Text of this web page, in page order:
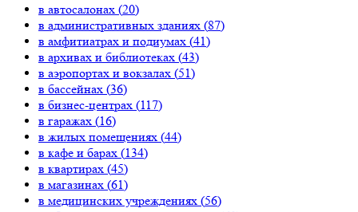
в автосалонах (20)
в административных зданиях (87)
в амфитиатрах и подиумах (41)
в архивах и библиотеках (43)
в аэропортах и вокзалах (51)
в бассейнах (36)
в бизнес-центрах (117)
в гаражах (16)
в жилых помещениях (44)
в кафе и барах (134)
в квартирах (45)
в магазинах (61)
в медицинских учреждениях (56)